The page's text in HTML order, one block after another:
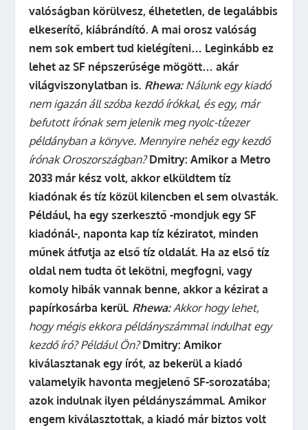
valóságban körülvesz, élhetetlen, de legalábbis
elkeserítő, kiábrándító. A mai orosz valóság
nem sok embert tud kielégíteni… Leginkább ez
lehet az SF népszerűsége mögött… akár
világviszonylatban is. Rhewa:Nálunk egy kiadó
nem igazán áll szóba kezdő írókkal, és egy, már
befutott írónak sem jelenik meg nyolc-tízezer
példányban a könyve. Mennyire nehéz egy kezdő
írónak Oroszországban?Dmitry: Amikor a Metro
2033 már kész volt, akkor elküldtem tíz
kiadónak és tíz közül kilencben el sem olvasták.
Például, ha egy szerkesztő -mondjuk egy SF
kiadónál-, naponta kap tíz kéziratot, minden
műnek átfutja az első tíz oldalát. Ha az első tíz
oldal nem tudta őt lekötni, megfogni, vagy
komoly hibák vannak benne, akkor a kézirat a
papírkosárba kerül. Rhewa:Akkor hogy lehet,
hogy mégis ekkora példányszámmal indulhat egy
kezdő író? Például Ön? Dmitry: Amikor
kiválasztanak egy írót, az bekerül a kiadó
valamelyik havonta megjelenő SF-sorozatába;
azok indulnak ilyen példányszámmal. Amikor
engem kiválasztottak, a kiadó már biztos volt